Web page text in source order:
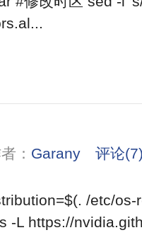
： Garany 评论
/etc/os-
-L https://